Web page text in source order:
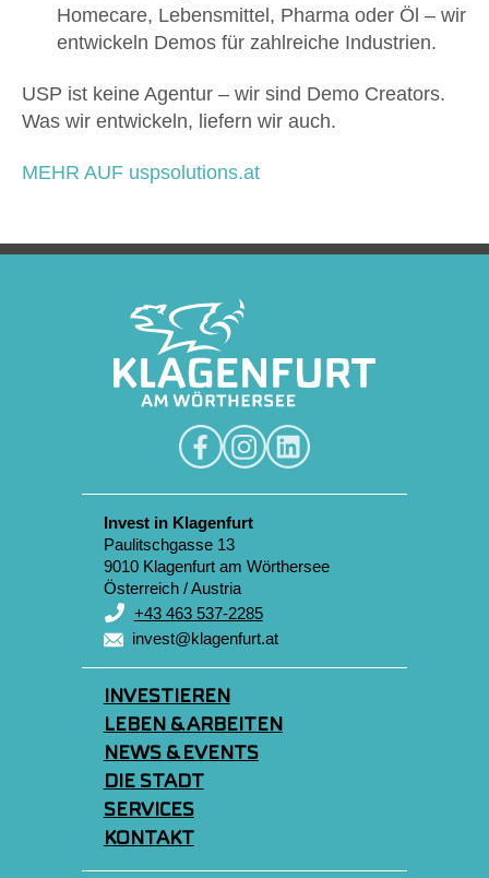
Homecare, Lebensmittel, Pharma oder Öl – wir
entwickeln Demos für zahlreiche Industrien.
USP ist keine Agentur – wir sind Demo Creators.
Was wir entwickeln, liefern wir auch.
MEHR AUF uspsolutions.at
Invest in Klagenfurt
Paulitschgasse 13
9010 Klagenfurt am Wörthersee
Österreich / Austria
+43 463 537-2285
invest@klagenfurt.at
INVESTIEREN
LEBEN & ARBEITEN
NEWS & EVENTS
DIE STADT
SERVICES
KONTAKT